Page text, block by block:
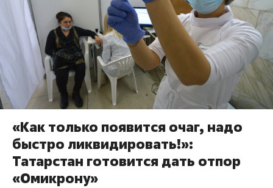
«Как только появится очаг, надо
быстро ликвидировать!»:
Татарстан готовится дать отпор
«Омикрону»